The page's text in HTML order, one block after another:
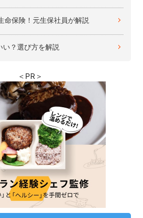
命保険！元生保社員が解説
？選び方を解説
＜PR＞